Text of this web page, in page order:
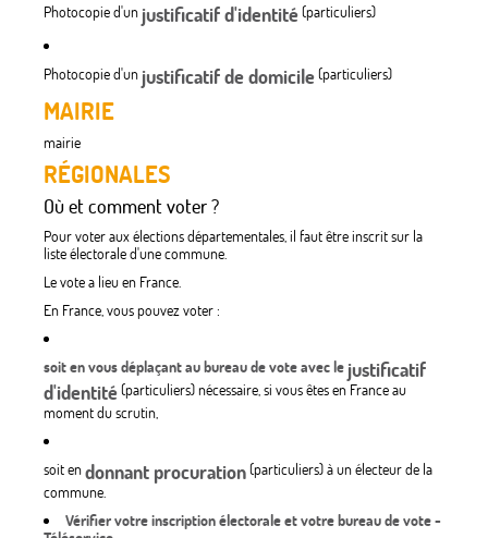
Photocopie d'un justificatif d'identité(particuliers)
Photocopie d'un justificatif de domicile(particuliers)
MAIRIE
mairie
RÉGIONALES
Où et comment voter ?
Pour voter aux élections départementales, il faut être inscrit sur la
liste électorale d'une commune.
Le vote a lieu en France.
En France, vous pouvez voter :
soit en vous déplaçant au bureau de vote avec le justificatif
d'identité(particuliers) nécessaire, si vous êtes en France au
moment du scrutin,
soit endonnant procuration(particuliers) à un électeur de la
commune.
Vérifier votre inscription électorale et votre bureau de vote -